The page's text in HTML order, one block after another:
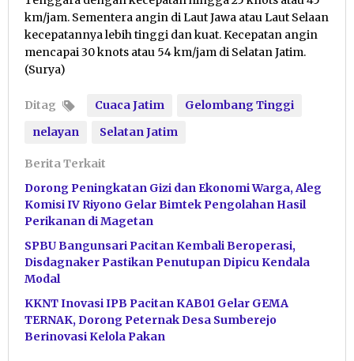
km/jam. Sementera angin di Laut Jawa atau Laut Selaan
kecepatannya lebih tinggi dan kuat. Kecepatan angin
mencapai 30 knots atau 54 km/jam di Selatan Jatim.
(Surya)
Ditag Cuaca Jatim
Gelombang Tinggi
nelayan
Selatan Jatim
Berita Terkait
Dorong Peningkatan Gizi dan Ekonomi Warga, Aleg
Komisi IV Riyono Gelar Bimtek Pengolahan Hasil
Perikanan di Magetan
SPBU Bangunsari Pacitan Kembali Beroperasi,
Disdagnaker Pastikan Penutupan Dipicu Kendala
Modal
KKNT Inovasi IPB Pacitan KAB01 Gelar GEMA
TERNAK, Dorong Peternak Desa Sumberejo
Berinovasi Kelola Pakan